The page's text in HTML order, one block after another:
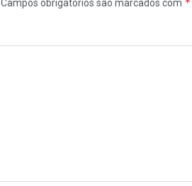
Campos obrigatórios são marcados com *